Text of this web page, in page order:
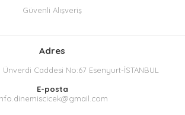
Güvenli Alışveriş
Adres
Caddesi No:67 Esenyurt-İSTANBUL
E-posta